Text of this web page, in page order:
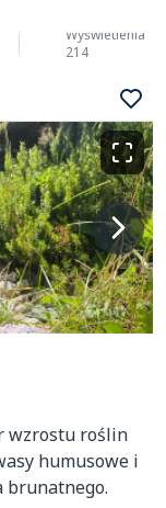
Wyświetlenia
214
wzrostu roślin
humusowe i
brunatnego.